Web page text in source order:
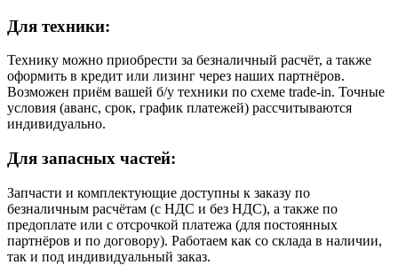
Для техники:
Технику можно приобрести за безналичный расчёт, а также
оформить в кредит или лизинг через наших партнёров.
Возможен приём вашей б/у техники по схеме trade-in. Точные
условия (аванс, срок, график платежей) рассчитываются
индивидуально.
Для запасных частей:
Запчасти и комплектующие доступны к заказу по
безналичным расчётам (с НДС и без НДС), а также по
предоплате или с отсрочкой платежа (для постоянных
партнёров и по договору). Работаем как со склада в наличии,
так и под индивидуальный заказ.